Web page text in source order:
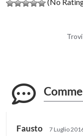
Fausto 7 Luglio